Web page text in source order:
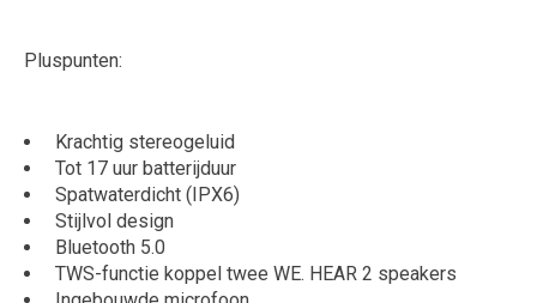
Pluspunten:
Krachtig stereogeluid
Tot 17 uur batterijduur
Spatwaterdicht (IPX6)
Stijlvol design
Bluetooth 5.0
TWS-functie koppel twee WE. HEAR 2 speakers